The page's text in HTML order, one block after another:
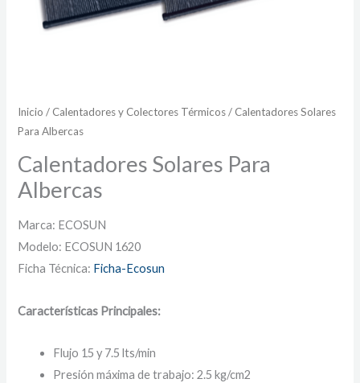
Inicio / Calentadores y Colectores Térmicos/ Calentadores Solares
Para Albercas
Calentadores Solares Para
Albercas
Marca: ECOSUN
Modelo: ECOSUN 1620
Ficha Técnica: Ficha-Ecosun
Características Principales:
Flujo 15 y 7.5 lts/min
Presión máxima de trabajo: 2.5 kg/cm2